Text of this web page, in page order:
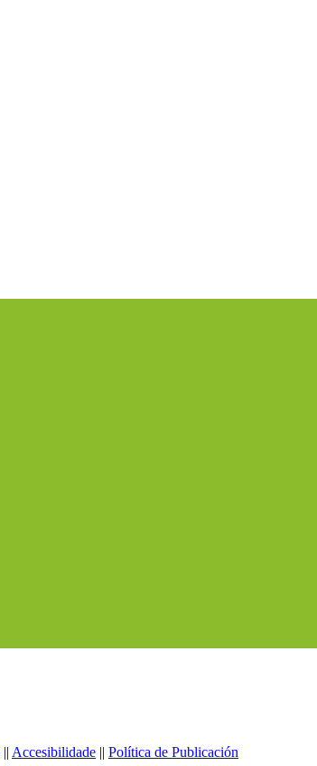
|| Accesibilidade || Política de Publicación